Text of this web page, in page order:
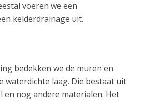
voeren we een
kelderdrainage uit.
bedekken we de muren en
waterdichte laag. Die bestaat uit
en nog andere materialen. Het